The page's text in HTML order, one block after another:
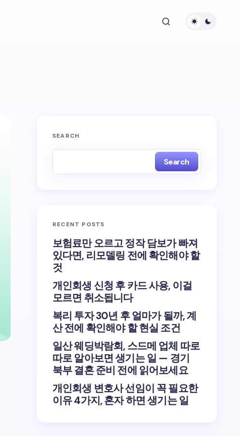
SEARCH
Search
RECENT POSTS
보험료만 오르고 정작 담보가 빠져
있다면, 리모델링 전에 확인해야 할
것
개인회생 신청 후 카드 사용, 이걸
모르면 취소됩니다
복리 투자 30년 후 얼마가 될까, 계
산 전에 확인해야 할 현실 조건
일산 웨딩박람회, 스드메 업체 따로
따로 알아보면 생기는 일 — 경기
북부 결혼 준비 전에 읽어보세요
개인회생 변호사 선임이 꼭 필요한
이유 4가지, 혼자 하면 생기는 일